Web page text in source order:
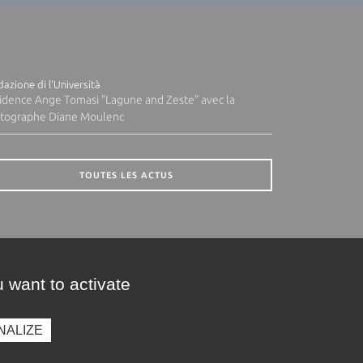
di l'Università
Ange Tomasi "Lagune and Zeste" avec la
Diane Moulenc
TOUTES LES ACTUS
want to activate